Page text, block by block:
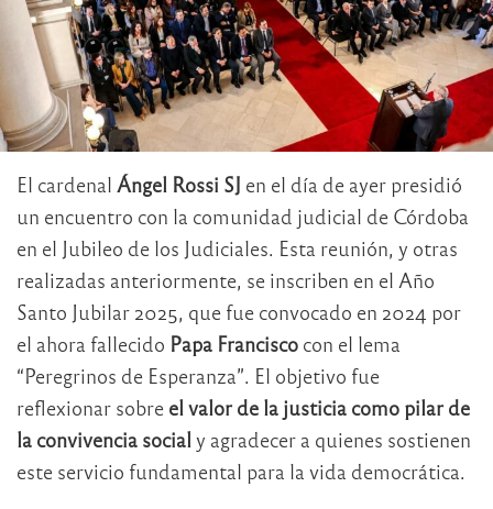
El cardenal Ángel Rossi SJ en el día de ayer presidió
un encuentro con la comunidad judicial de Córdoba
en el Jubileo de los Judiciales. Esta reunión, y otras
realizadas anteriormente, se inscriben en el Año
Santo Jubilar 2025, que fue convocado en 2024 por
el ahora fallecido Papa Francisco con el lema
“Peregrinos de Esperanza”. El objetivo fue
reflexionar sobre el valor de la justicia como pilar de
la convivencia social y agradecer a quienes sostienen
este servicio fundamental para la vida democrática.